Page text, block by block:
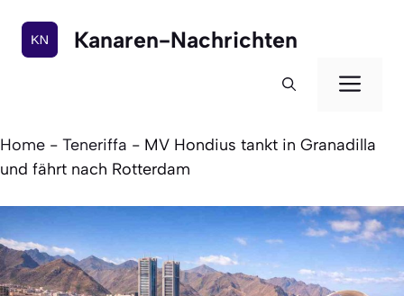
Inhalt
springen
Kanaren-Nachrichten
Home - Teneriffa - MV Hondius tankt in Granadilla
und fährt nach Rotterdam